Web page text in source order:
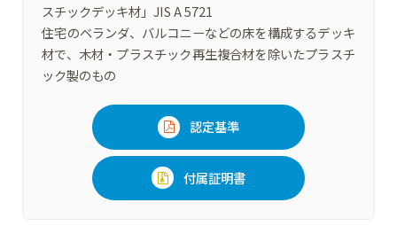
スチックデッキ材」JIS A 5721
住宅のベランダ、バルコニーなどの床を構成するデッキ
材で、木材・プラスチック再生複合材を除いたプラスチ
ック製のもの
認定基準
付属証明書